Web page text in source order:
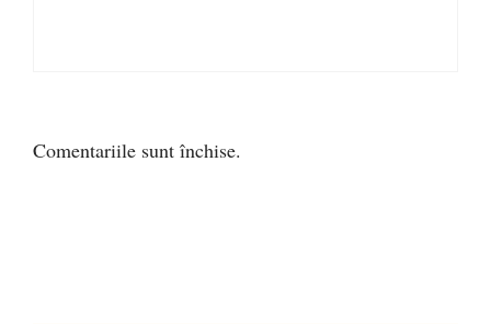
Comentariile sunt închise.